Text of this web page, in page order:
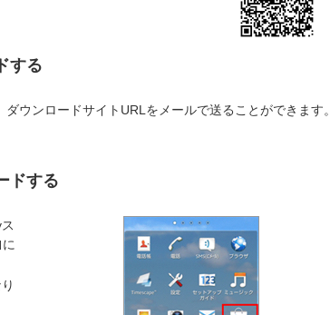
する
ウンロードサイトURLをメールで送ることができます。
ドする